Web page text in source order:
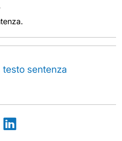
testo sentenza